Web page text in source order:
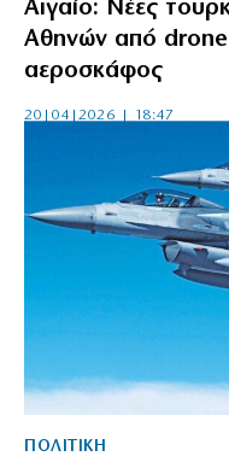
Αιγαίο: Νέες
Αθηνών από drone
αεροσκάφος
20|04|2026 | 18:47
ΠΟΛΙΤΙΚΗ